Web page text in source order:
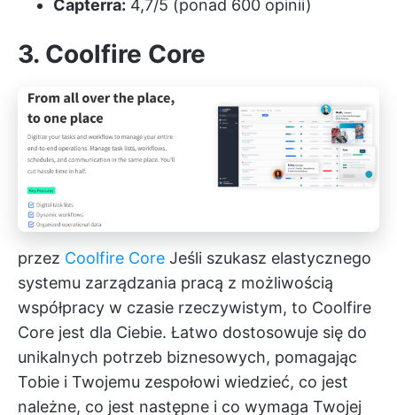
Capterra: 4,7/5 (ponad 600 opinii)
3. Coolfire Core
przez Coolfire Core Jeśli szukasz elastycznego
systemu zarządzania pracą z możliwością
współpracy w czasie rzeczywistym, to Coolfire
Core jest dla Ciebie. Łatwo dostosowuje się do
unikalnych potrzeb biznesowych, pomagając
Tobie i Twojemu zespołowi wiedzieć, co jest
należne, co jest następne i co wymaga Twojej